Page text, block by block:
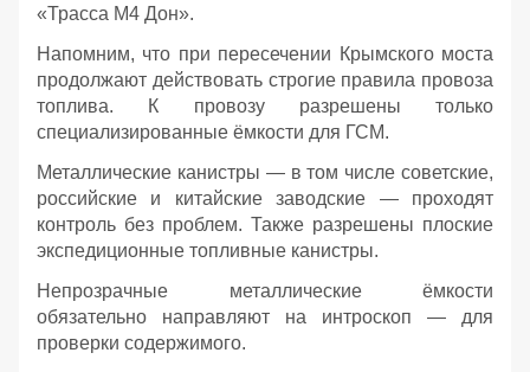
«Трасса М4 Дон».
Напомним, что при пересечении Крымского моста
продолжают действовать строгие правила провоза
топлива. К провозу разрешены только
специализированные ёмкости для ГСМ.
Металлические канистры — в том числе советские,
российские и китайские заводские — проходят
контроль без проблем. Также разрешены плоские
экспедиционные топливные канистры.
Непрозрачные металлические ёмкости
обязательно направляют на интроскоп — для
проверки содержимого.